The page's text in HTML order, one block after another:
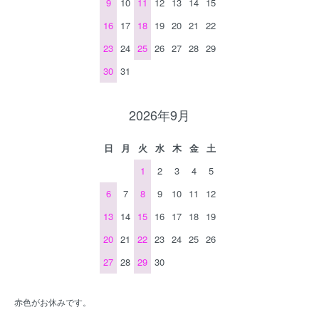
16 17 18 19 20 21
22
23 24 25 26 27 28 29
30 31
2026年9月
日 月 火 水 木 金
土
1
2 3 4
5
6
7 8 9 10 11
12
13 14 15 16 17 18 19
20 21 22 23 24 25 26
27 28 29 30
赤色がお休みです。